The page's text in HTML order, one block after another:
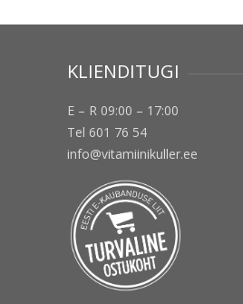
KLIENDITUGI
E – R 09:00 – 17:00
Tel 601 76 54
info@vitamiinikuller.ee